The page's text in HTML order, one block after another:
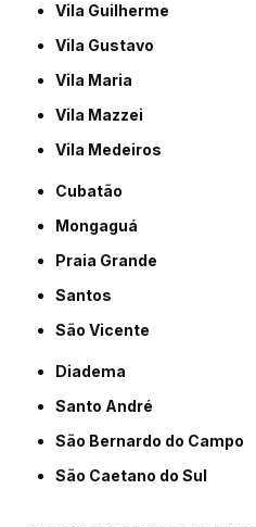
Vila Guilherme
Vila Gustavo
Vila Maria
Vila Mazzei
Vila Medeiros
Cubatão
Mongaguá
Praia Grande
Santos
São Vicente
Diadema
Santo André
São Bernardo do Campo
São Caetano do Sul